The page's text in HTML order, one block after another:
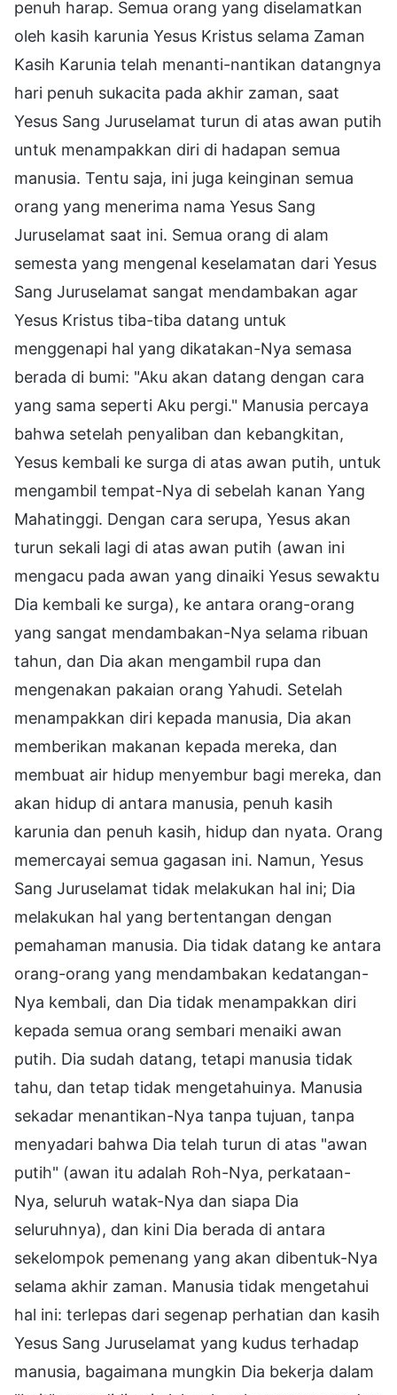
penuh harap. Semua orang yang diselamatkan
oleh kasih karunia Yesus Kristus selama Zaman
Kasih Karunia telah menanti-nantikan datangnya
hari penuh sukacita pada akhir zaman, saat
Yesus Sang Juruselamat turun di atas awan putih
untuk menampakkan diri di hadapan semua
manusia. Tentu saja, ini juga keinginan semua
orang yang menerima nama Yesus Sang
Juruselamat saat ini. Semua orang di alam
semesta yang mengenal keselamatan dari Yesus
Sang Juruselamat sangat mendambakan agar
Yesus Kristus tiba-tiba datang untuk
menggenapi hal yang dikatakan-Nya semasa
berada di bumi: "Aku akan datang dengan cara
yang sama seperti Aku pergi." Manusia percaya
bahwa setelah penyaliban dan kebangkitan,
Yesus kembali ke surga di atas awan putih, untuk
mengambil tempat-Nya di sebelah kanan Yang
Mahatinggi. Dengan cara serupa, Yesus akan
turun sekali lagi di atas awan putih (awan ini
mengacu pada awan yang dinaiki Yesus sewaktu
Dia kembali ke surga), ke antara orang-orang
yang sangat mendambakan-Nya selama ribuan
tahun, dan Dia akan mengambil rupa dan
mengenakan pakaian orang Yahudi. Setelah
menampakkan diri kepada manusia, Dia akan
memberikan makanan kepada mereka, dan
membuat air hidup menyembur bagi mereka, dan
akan hidup di antara manusia, penuh kasih
karunia dan penuh kasih, hidup dan nyata. Orang
memercayai semua gagasan ini. Namun, Yesus
Sang Juruselamat tidak melakukan hal ini; Dia
melakukan hal yang bertentangan dengan
pemahaman manusia. Dia tidak datang ke antara
orang-orang yang mendambakan kedatangan-
Nya kembali, dan Dia tidak menampakkan diri
kepada semua orang sembari menaiki awan
putih. Dia sudah datang, tetapi manusia tidak
tahu, dan tetap tidak mengetahuinya. Manusia
sekadar menantikan-Nya tanpa tujuan, tanpa
menyadari bahwa Dia telah turun di atas "awan
putih" (awan itu adalah Roh-Nya, perkataan-
Nya, seluruh watak-Nya dan siapa Dia
seluruhnya), dan kini Dia berada di antara
sekelompok pemenang yang akan dibentuk-Nya
selama akhir zaman. Manusia tidak mengetahui
hal ini: terlepas dari segenap perhatian dan kasih
Yesus Sang Juruselamat yang kudus terhadap
manusia, bagaimana mungkin Dia bekerja dalam